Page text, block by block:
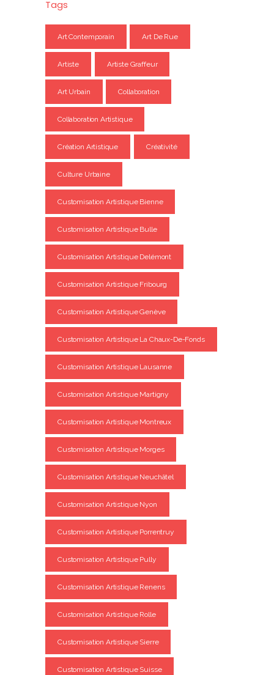
Tags
Art Contemporain Art De Rue
Artiste Artiste Graffeur
Art Urbain Collaboration
Collaboration Artistique
Création Artistique Créativité
Culture Urbaine
Customisation Artistique Bienne
Customisation Artistique Bulle
Customisation Artistique Delémont
Customisation Artistique Fribourg
Customisation Artistique Genève
Customisation Artistique La Chaux-De-Fonds
Customisation Artistique Lausanne
Customisation Artistique Martigny
Customisation Artistique Montreux
Customisation Artistique Morges
Customisation Artistique Neuchâtel
Customisation Artistique Nyon
Customisation Artistique Porrentruy
Customisation Artistique Pully
Customisation Artistique Renens
Customisation Artistique Rolle
Customisation Artistique Sierre
Customisation Artistique Suisse